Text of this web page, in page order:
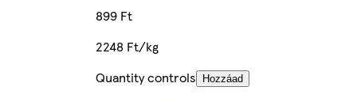
899 Ft
2248 Ft/kg
Quantity controls
Hozzáad